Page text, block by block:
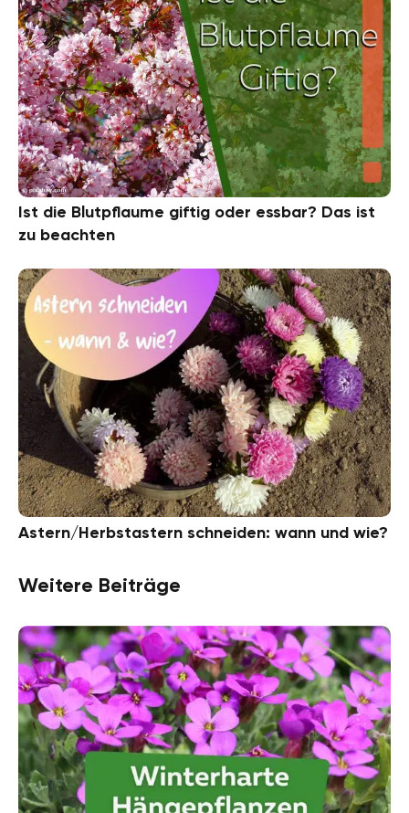
Ist die Blutpflaume giftig oder essbar? Das ist
zu beachten
Astern/Herbstastern schneiden: wann und wie?
Weitere Beiträge